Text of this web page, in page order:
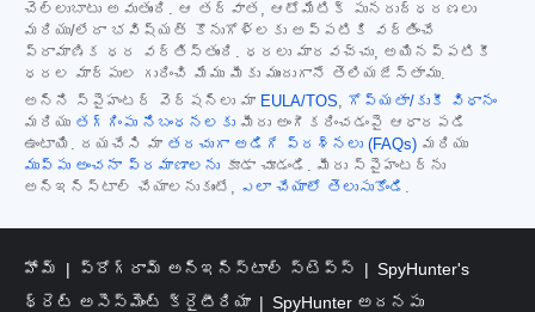
చెల్లుబాటు అవుతుంది. ఆ తర్వాత, ఆటోమేటిక్ పునరుద్ధరణలు
మరియు/లేదా భవిష్యత్ కొనుగోళ్లకు అప్పటికి వర్తించే
ప్రామాణిక ధర వర్తిస్తుంది. ధరలు మారవచ్చు, అయినప్పటికీ
ధరల మార్పుల గురించి మేము మీకు ముందుగానే తెలియజేస్తాము.
అన్ని స్పైహంటర్ వెర్షన్‌లు మా EULA/TOS, గోప్యతా/కుకీ విధానం
మరియు తగ్గింపు నిబంధనలకు మీరు అంగీకరించడంపై ఆధారపడి
ఉంటాయి. దయచేసి మా తరచుగా అడిగే ప్రశ్నలు (FAQs) మరియు
ముప్పు అంచనా ప్రమాణాలను కూడా చూడండి. మీరు స్పైహంటర్‌ను
అన్‌ఇన్‌స్టాల్ చేయాలనుకుంటే, ఎలా చేయాలో తెలుసుకోండి .
హోమ్ ప్రోగ్రామ్ అన్‌ఇన్‌స్టాల్ స్టెప్స్
SpyHunter's
థ్రెట్ అసెస్‌మెంట్ క్రైటీరియా
SpyHunter అదనపు